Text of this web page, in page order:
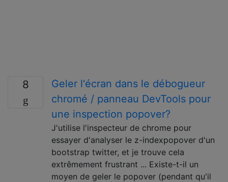
8
Geler l'écran dans le débogueur
chromé / panneau DevTools pour
une inspection popover?
J'utilise l'inspecteur de chrome pour
essayer d'analyser le z-indexpopover d'un
bootstrap twitter, et je trouve cela
extrêmement frustrant ... Existe-t-il un
moyen de geler le popover (pendant qu'il